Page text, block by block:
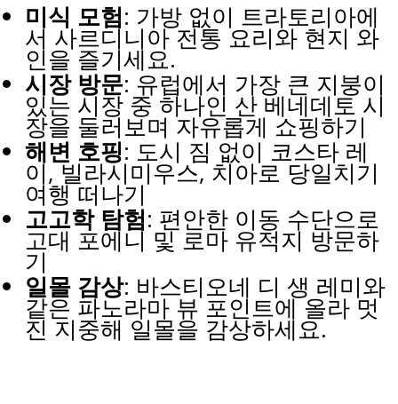
미식 모험: 가방 없이 트라토리아에
서 사르디니아 전통 요리와 현지 와
인을 즐기세요.
시장 방문: 유럽에서 가장 큰 지붕이
있는 시장 중 하나인 산 베네데토 시
장을 둘러보며 자유롭게 쇼핑하기
해변 호핑: 도시 짐 없이 코스타 레
이, 빌라시미우스, 치아로 당일치기
여행 떠나기
고고학 탐험: 편안한 이동 수단으로
고대 포에니 및 로마 유적지 방문하
기
일몰 감상: 바스티오네 디 생 레미와
같은 파노라마 뷰 포인트에 올라 멋
진 지중해 일몰을 감상하세요.